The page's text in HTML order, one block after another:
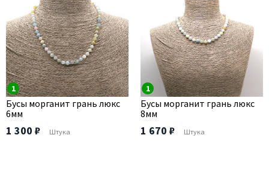
1
Бусы морганит грань люкс
6мм
1 300 ₽ Штука
1
Бусы морганит грань люкс
8мм
1 670 ₽ Штука